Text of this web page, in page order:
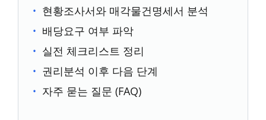
현황조사서와 매각물건명세서 분석
배당요구 여부 파악
실전 체크리스트 정리
권리분석 이후 다음 단계
자주 묻는 질문 (FAQ)